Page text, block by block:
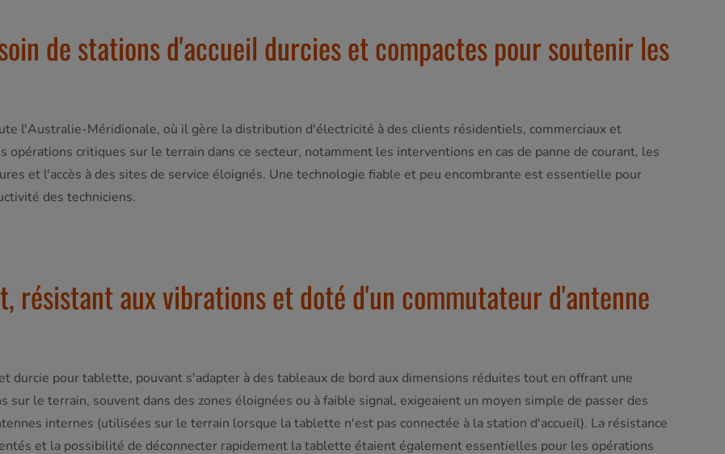
de stations d'accueil durcies et compactes pour soutenir les
l'Australie-Méridionale, où il gère la distribution d'électricité à des clients résidentiels, commerciaux et
critiques sur le terrain dans ce secteur, notamment les interventions en cas de panne de courant, les
et l'accès à des sites de service éloignés. Une technologie fiable et peu encombrante est essentielle pour
des techniciens.
résistant aux vibrations et doté d'un commutateur d'antenne
durcie pour tablette, pouvant s'adapter à des tableaux de bord aux dimensions réduites tout en offrant une
le terrain, souvent dans des zones éloignées ou à faible signal, exigeaient un moyen simple de passer des
internes (utilisées sur le terrain lorsque la tablette n'est pas connectée à la station d'accueil). La résistance
et la possibilité de déconnecter rapidement la tablette étaient également essentielles pour les opérations